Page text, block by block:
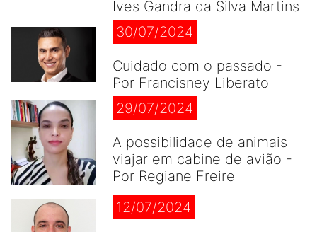
Ives Gandra da Silva Martins
30/07/2024
Cuidado com o passado -
Por Francisney Liberato
29/07/2024
A possibilidade de animais
viajar em cabine de avião -
Por Regiane Freire
12/07/2024